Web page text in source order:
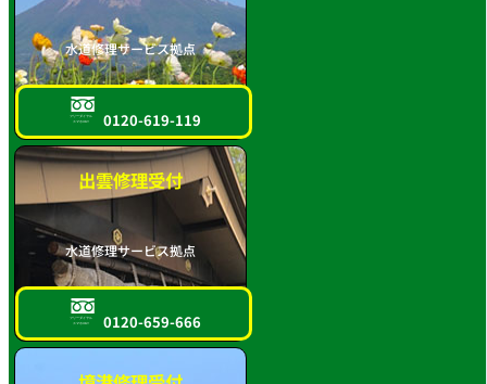
水道修理サービス拠点
フリーダイヤル
スマホOK!! 0120-619-119
出雲修理受付
水道修理サービス拠点
フリーダイヤル
スマホOK!! 0120-659-666